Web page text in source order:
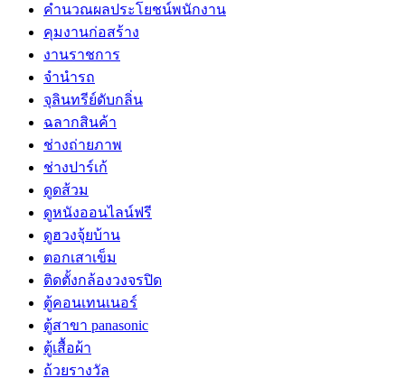
คำนวณผลประโยชน์พนักงาน
คุมงานก่อสร้าง
งานราชการ
จำนำรถ
จุลินทรีย์ดับกลิ่น
ฉลากสินค้า
ช่างถ่ายภาพ
ช่างปาร์เก้
ดูดส้วม
ดูหนังออนไลน์ฟรี
ดูฮวงจุ้ยบ้าน
ตอกเสาเข็ม
ติดตั้งกล้องวงจรปิด
ตู้คอนเทนเนอร์
ตู้สาขา panasonic
ตู้เสื้อผ้า
ถ้วยรางวัล